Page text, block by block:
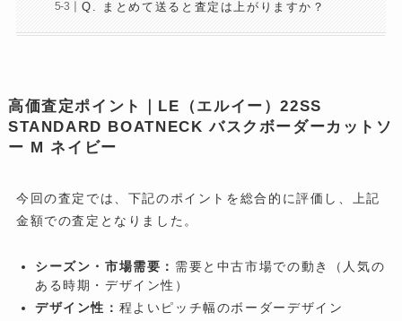
Q. まとめて送ると査定は上がりますか？
高価査定ポイント｜LE（エルイー）22SS
STANDARD BOATNECK バスクボーダーカットソ
ー M ネイビー
今回の査定では、下記のポイントを総合的に評価し、上記
金額での査定となりました。
シーズン・市場需要： 需要と中古市場での動き（人気の
ある時期・デザイン性）
デザイン性： 程よいピッチ幅のボーダーデザイン